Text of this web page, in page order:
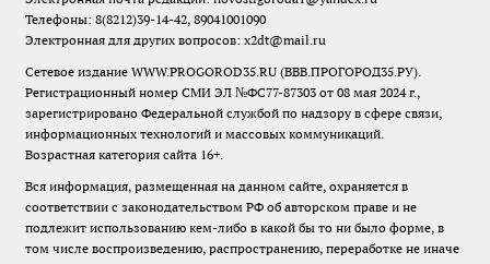
Телефоны: 8(8212)39-14-42, 89041001090
Электронная для других вопросов: x2dt@mail.ru
Сетевое издание WWW.PROGOROD35.RU (ВВВ.ПРОГОРОД35.РУ).
Регистрационный номер СМИ ЭЛ №ФС77-87303 от 08 мая 2024 г.,
зарегистрировано Федеральной службой по надзору в сфере связи,
информационных технологий и массовых коммуникаций.
Возрастная категория сайта 16+.
Вся информация, размещенная на данном сайте, охраняется в
соответствии с законодательством РФ об авторском праве и не
подлежит использованию кем-либо в какой бы то ни было форме, в
том числе воспроизведению, распространению, переработке не иначе